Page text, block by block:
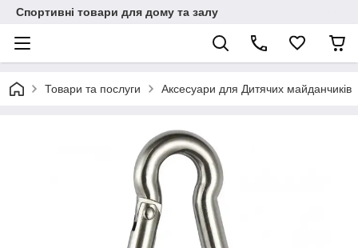
Спортивні товари для дому та залу
Товари та послуги Аксесуари для Дитячих майданчиків